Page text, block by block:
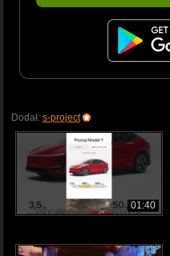
Dodał: s-project
01:40